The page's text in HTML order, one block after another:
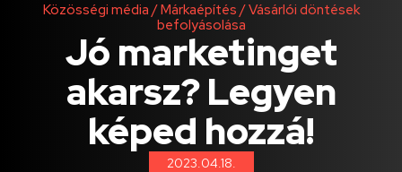
Közösségi média /Márkaépítés /Vásárlói döntések
befolyásolása
Jó marketinget
akarsz? Legyen
képed hozzá!
2023.04.18.